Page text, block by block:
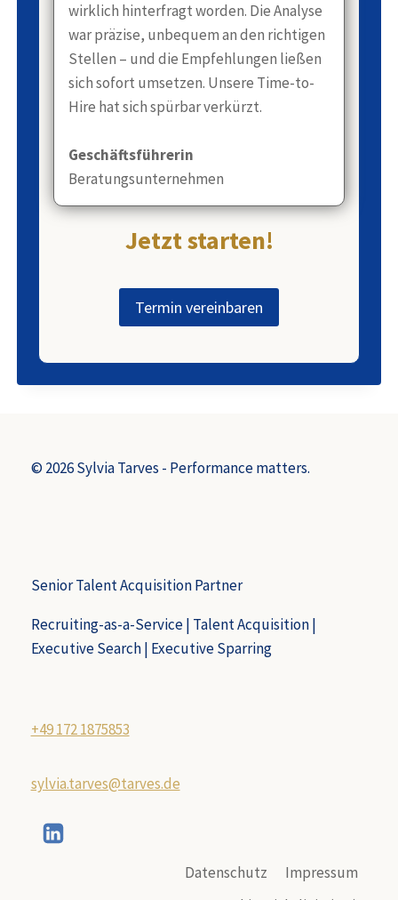
wirklich hinterfragt worden. Die Analyse
war präzise, unbequem an den richtigen
Stellen – und die Empfehlungen ließen
sich sofort umsetzen. Unsere Time-to-
Hire hat sich spürbar verkürzt.
Geschäftsführerin
Beratungsunternehmen
Jetzt starten!
Termin vereinbaren
© 2026 Sylvia Tarves - Performance matters.
Senior Talent Acquisition Partner
Recruiting-as-a-Service | Talent Acquisition |
Executive Search | Executive Sparring
+49 172 1875853
sylvia.tarves@tarves.de
Datenschutz
Impressum